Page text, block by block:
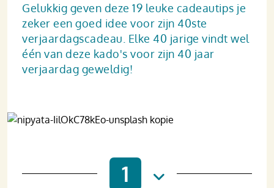
Gelukkig geven deze 19 leuke cadeautips je
zeker een goed idee voor zijn 40ste
verjaardagscadeau. Elke 40 jarige vindt wel
één van deze kado's voor zijn 40 jaar
verjaardag geweldig!
1